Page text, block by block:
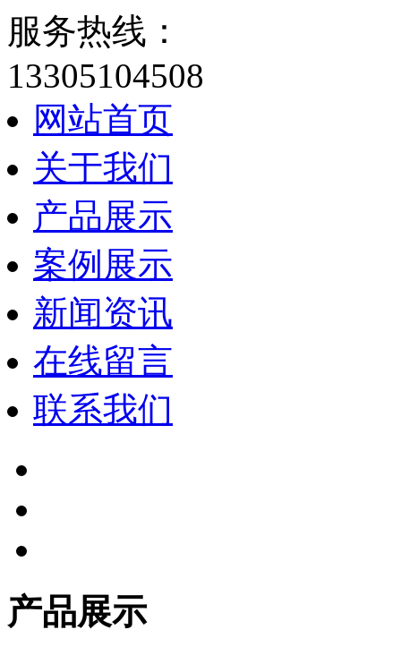
服务热线：
13305104508
网站首页
关于我们
产品展示
案例展示
新闻资讯
在线留言
联系我们
产品展示